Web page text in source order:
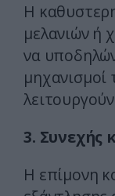
Η
μελανιών ή
να
3. Συνεχής
Η επίμονη